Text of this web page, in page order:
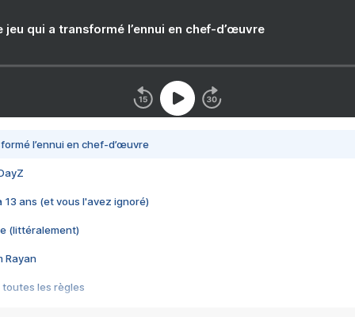
jeu qui a transformé l’ennui en chef-d’œuvre
l’ennui en chef-d’œuvre
13 ans (et vous l'avez ignoré)
(littéralement)
Rayan
toutes les règles